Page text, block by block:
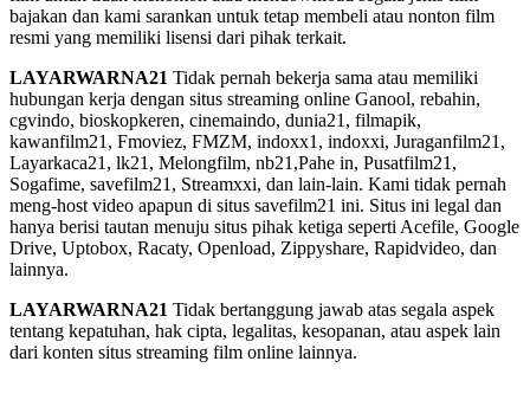
bajakan dan kami sarankan untuk tetap membeli atau nonton film
resmi yang memiliki lisensi dari pihak terkait.
LAYARWARNA21 Tidak pernah bekerja sama atau memiliki
hubungan kerja dengan situs streaming online Ganool, rebahin,
cgvindo, bioskopkeren, cinemaindo, dunia21, filmapik,
kawanfilm21, Fmoviez, FMZM, indoxx1, indoxxi, Juraganfilm21,
Layarkaca21, lk21, Melongfilm, nb21,Pahe in, Pusatfilm21,
Sogafime, savefilm21, Streamxxi, dan lain-lain. Kami tidak pernah
meng-host video apapun di situs savefilm21 ini. Situs ini legal dan
hanya berisi tautan menuju situs pihak ketiga seperti Acefile, Google
Drive, Uptobox, Racaty, Openload, Zippyshare, Rapidvideo, dan
lainnya.
LAYARWARNA21 Tidak bertanggung jawab atas segala aspek
tentang kepatuhan, hak cipta, legalitas, kesopanan, atau aspek lain
dari konten situs streaming film online lainnya.